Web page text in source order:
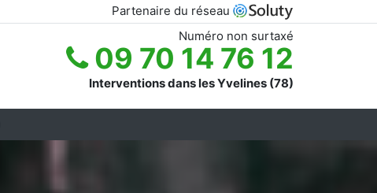
Partenaire du réseau
Numéro non surtaxé
09 70 14 76 12
Interventions dans les Yvelines (78)